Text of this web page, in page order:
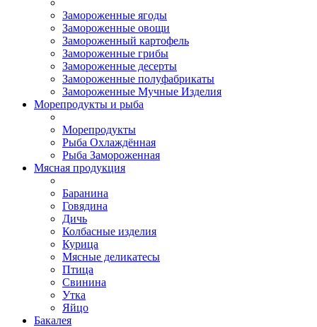
Замороженные ягоды
Замороженные овощи
Замороженный картофель
Замороженные грибы
Замороженные десерты
Замороженные полуфабрикаты
Замороженные Мучные Изделия
Морепродукты и рыба
Морепродукты
Рыба Охлаждённая
Рыба Замороженная
Мясная продукция
Баранина
Говядина
Дичь
Колбасные изделия
Курица
Мясные деликатесы
Птица
Свинина
Утка
Яйцо
Бакалея